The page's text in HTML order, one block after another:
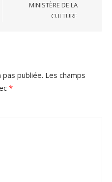
MINISTÈRE DE LA
CULTURE
publiée. Les champs
*